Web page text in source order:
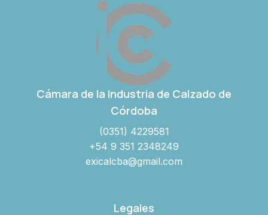
Cámara de la Industria de Calzado de
Córdoba
(0351) 4229581
+54 9 351 2348249
exicalcba@gmail.com
Legales